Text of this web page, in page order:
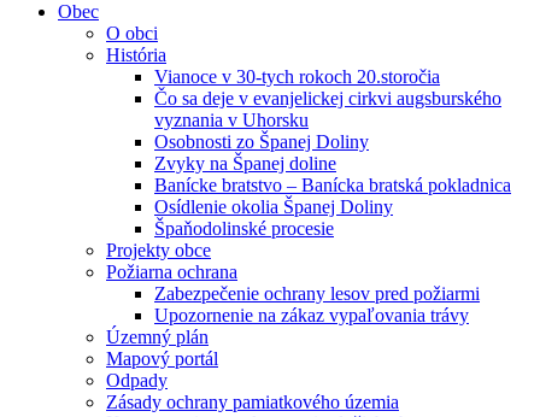
Obec
O obci
História
Vianoce v 30-tych rokoch 20.storočia
Čo sa deje v evanjelickej cirkvi augsburského
vyznania v Uhorsku
Osobnosti zo Španej Doliny
Zvyky na Španej doline
Banícke bratstvo – Banícka bratská pokladnica
Osídlenie okolia Španej Doliny
Špaňodolinské procesie
Projekty obce
Požiarna ochrana
Zabezpečenie ochrany lesov pred požiarmi
Upozornenie na zákaz vypaľovania trávy
Územný plán
Mapový portál
Odpady
Zásady ochrany pamiatkového územia